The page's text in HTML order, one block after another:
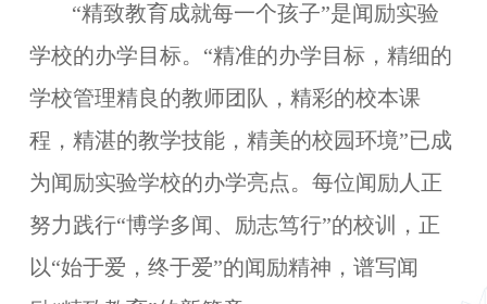
“精致教育成就每一个孩子”是闻励实验
学校的办学目标。“精准的办学目标，精细的
学校管理精良的教师团队，精彩的校本课
程，精湛的教学技能，精美的校园环境”已成
为闻励实验学校的办学亮点。每位闻励人正
努力践行“博学多闻、励志笃行”的校训，正
以“始于爱，终于爱”的闻励精神，谱写闻